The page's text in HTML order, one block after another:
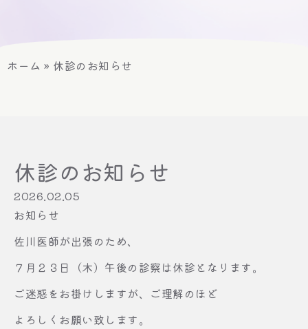
ホーム » 休診のお知らせ
休診のお知らせ
2026.02.05
お知らせ
佐川医師が出張のため、
７月２３日（木）午後の診察は休診となります。
ご迷惑をお掛けしますが、ご理解のほど
よろしくお願い致します。